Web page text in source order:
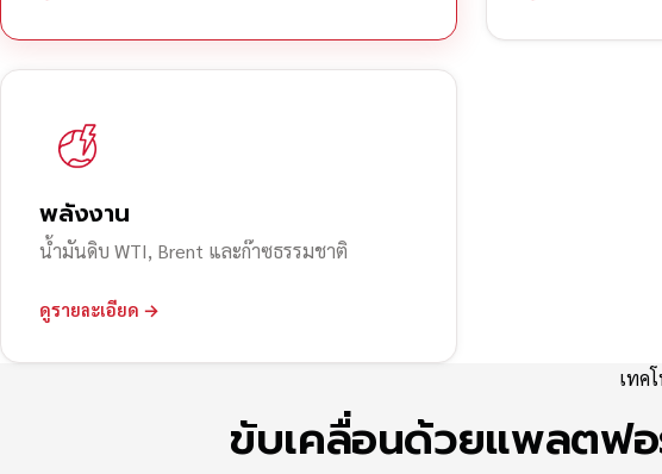
พลังงาน
น้ำมันดิบ WTI, Brent และก๊าซธรรมชาติ
ดูรายละเอียด →
เทค
ขับเคลื่อนด้วยแพลตฟอ